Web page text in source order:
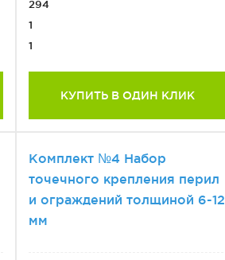
294
1
1
КУПИТЬ В ОДИН КЛИК
Комплект №4 Набор
точечного крепления перил
и ограждений толщиной 6-12
мм